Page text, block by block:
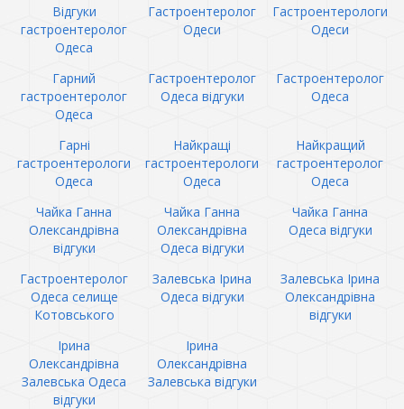
Відгуки
гастроентеролог
Одеса
Гастроентеролог
Одеси
Гастроентерологи
Одеси
Гарний
гастроентеролог
Одеса
Гастроентеролог
Одеса відгуки
Гастроентеролог
Одеса
Гарні
гастроентерологи
Одеса
Найкращі
гастроентерологи
Одеса
Найкращий
гастроентеролог
Одеса
Чайка Ганна
Олександрівна
відгуки
Чайка Ганна
Олександрівна
Одеса відгуки
Чайка Ганна
Одеса відгуки
Гастроентеролог
Одеса селище
Котовського
Залевська Ірина
Одеса відгуки
Залевська Ірина
Олександрівна
відгуки
Ірина
Олександрівна
Залевська Одеса
відгуки
Ірина
Олександрівна
Залевська відгуки